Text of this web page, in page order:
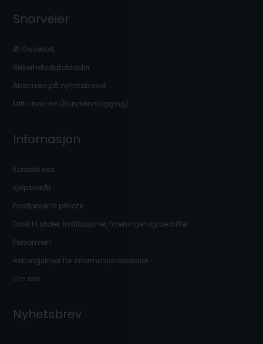
Snarveier
🎁 Gavekort
Sikkerhetsdatablader
Abonnere på nyhetsbrevet
Mitt Linaa.no (Kundeinnlogging)
Infomasjon
Kontakt oss
Kjøpsvilkår
Fraktpriser til private
Frakt til skoler, institusjoner, foreninger og bedrifter
Personvern
Retningslinjer for informasjonskapsler
Om oss
Nyhetsbrev